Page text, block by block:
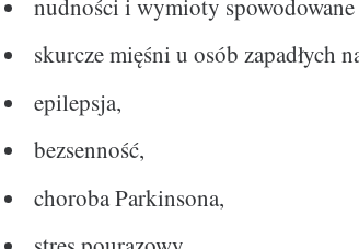
nudności i wymioty
skurcze mięśni u osób zapadłych
epilepsja,
bezsenność,
choroba Parkinsona,